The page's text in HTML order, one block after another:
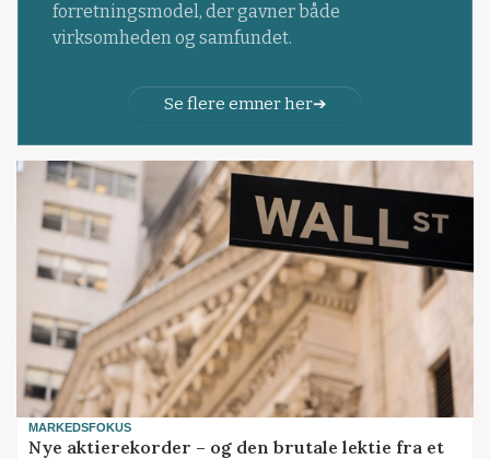
forretningsmodel, der gavner både
virksomheden og samfundet.
Se flere emner her
MARKEDSFOKUS
Nye aktierekorder – og den brutale lektie fra et